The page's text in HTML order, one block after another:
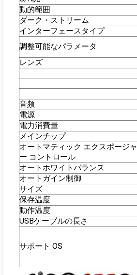
動的範囲
ダーク・ストリーム
インターフェースタイプ
調整可能なパラメータ
レンズ
音频
電源
電力消費量
メインチップ
オートマティック エクスポージャ
ー コントロール
オートホワイトバランス
オートガイン制御
サイズ
保存温度
動作温度
USBケーブルの長さ
サポート OS